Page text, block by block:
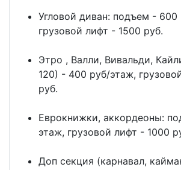
Угловой диван: подъем - 600
грузовой лифт - 1500 руб.
Этро , Валли, Вивальди,
120) - 400 руб/этаж,
руб.
Еврокнижки, аккордеоны:
этаж, грузовой лифт - 1000
Доп секция (карнавал,